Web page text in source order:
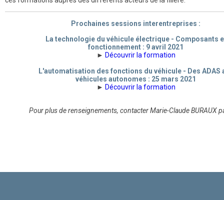
Prochaines sessions interentreprises :
La technologie du véhicule électrique - Composants
fonctionnement : 9 avril 2021
► Découvrir la formation
L'automatisation des fonctions du véhicule - Des ADAS
véhicules autonomes : 25 mars 2021
► Découvrir la formation
Pour plus de renseignements, contacter Marie-Claude BURAUX